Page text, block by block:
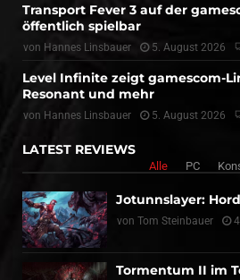
Transport Fever 3 auf der
öffentlich spielbar
von Hannes Linsbauer 5. August 2026
Level Infinite zeigt gamescom-
Resonant und mehr
von Hannes Linsbauer 5. August 2026
LATEST REVIEWS
Alle PC
Jotunnslayer:
von Tom Steinbauer
Tormentum II im